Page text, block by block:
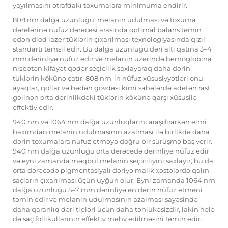
yayılmasını ətrafdakı toxumalara minimuma endirir.
808 nm dalğa uzunluğu, melanin udulması və toxuma
dərələrinə nüfuz dərəcəsi arasında optimal balans təmin
edən diod lazer tüklərin çıxarılması texnologiyasında qızıl
standartı təmsil edir. Bu dalğa uzunluğu dəri altı qatına 3–4
mm dərinliyə nüfuz edir və melanin üzərində hemoglobina
nisbətən kifayət qədər seçicilik saxlayaraq daha dərin
tüklərin kökünə çatır. 808 nm-in nüfuz xüsusiyyətləri onu
ayaqlar, qollar və bədən gövdəsi kimi sahələrdə adətən rast
gəlinən orta dərinlikdəki tüklərin kökünə qarşı xüsusilə
effektiv edir.
940 nm və 1064 nm dalğa uzunluqlarını araşdırarkən elmi
baxımdan melanin udulmasının azalması ilə birlikdə daha
dərin toxumalara nüfuz etməyə doğru bir sürüşmə baş verir.
940 nm dalğa uzunluğu orta dərəcədə dərinliyə nüfuz edir
və eyni zamanda məqbul melanin seçiciliyini saxlayır; bu da
orta dərəcədə pigmentasiyalı dəriyə malik xəstələrdə qalın
saçların çıxarılması üçün uyğun olur. Eyni zamanda 1064 nm
dalğa uzunluğu 5–7 mm dərinliyə ən dərin nüfuz etməni
təmin edir və melanin udulmasının azalması sayəsində
daha qaranlıq dəri tipləri üçün daha təhlükəsizdir, lakin hələ
də saç follikullarının effektiv məhv edilməsini təmin edir.